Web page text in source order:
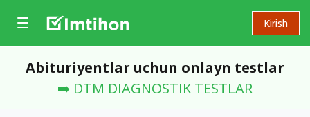
Kirish
Abituriyentlar uchun onlayn testlar
➡️ DTM DIAGNOSTIK TESTLAR